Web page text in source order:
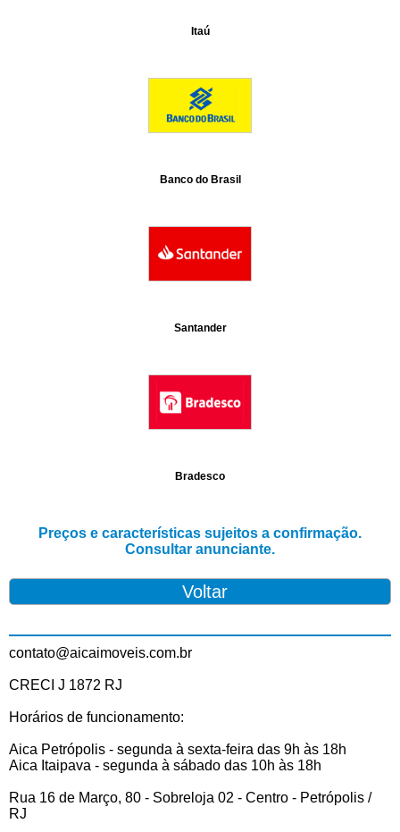
Itaú
Banco do Brasil
Santander
Bradesco
Preços e características sujeitos a confirmação.
Consultar anunciante.
contato@aicaimoveis.com.br
CRECI J 1872 RJ
Horários de funcionamento:
Aica Petrópolis - segunda à sexta-feira das 9h às 18h
Aica Itaipava - segunda à sábado das 10h às 18h
Rua 16 de Março, 80 - Sobreloja 02 - Centro - Petrópolis /
RJ